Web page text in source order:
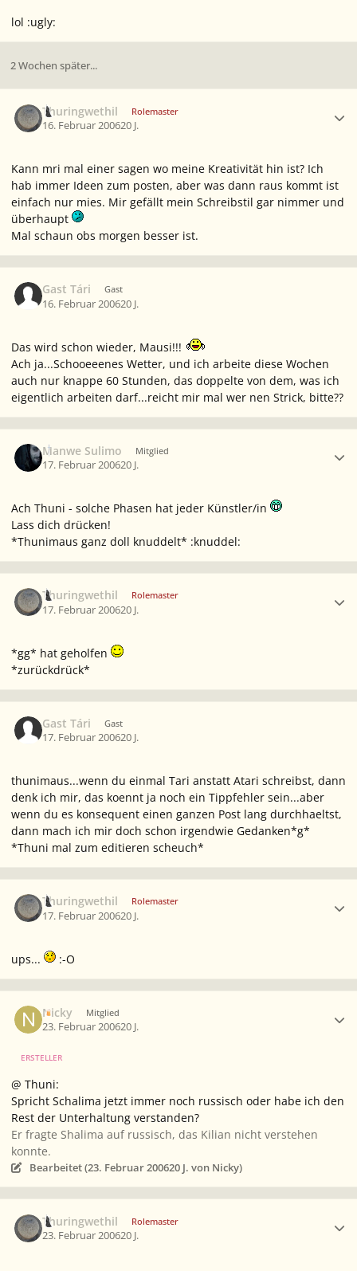
lol :ugly:
2 Wochen später...
Thuringwethil Rolemaster
16. Februar 200620 J.
Kann mri mal einer sagen wo meine Kreativität hin ist? Ich
hab immer Ideen zum posten, aber was dann raus kommt ist
einfach nur mies. Mir gefällt mein Schreibstil gar nimmer und
überhaupt
Mal schaun obs morgen besser ist.
Gast Tári Gast
16. Februar 200620 J.
Das wird schon wieder, Mausi!!!
Ach ja...Schooeeenes Wetter, und ich arbeite diese Wochen
auch nur knappe 60 Stunden, das doppelte von dem, was ich
eigentlich arbeiten darf...reicht mir mal wer nen Strick, bitte??
Manwe Sulimo Mitglied
17. Februar 200620 J.
Ach Thuni - solche Phasen hat jeder Künstler/in
Lass dich drücken!
*Thunimaus ganz doll knuddelt* :knuddel:
Thuringwethil Rolemaster
17. Februar 200620 J.
*gg* hat geholfen
*zurückdrück*
Gast Tári Gast
17. Februar 200620 J.
thunimaus...wenn du einmal Tari anstatt Atari schreibst, dann
denk ich mir, das koennt ja noch ein Tippfehler sein...aber
wenn du es konsequent einen ganzen Post lang durchhaeltst,
dann mach ich mir doch schon irgendwie Gedanken*g*
*Thuni mal zum editieren scheuch*
Thuringwethil Rolemaster
17. Februar 200620 J.
ups... :-O
Nicky Mitglied
23. Februar 200620 J.
ERSTELLER
@ Thuni:
Spricht Schalima jetzt immer noch russisch oder habe ich den
Rest der Unterhaltung verstanden?
Er fragte Shalima auf russisch, das Kilian nicht verstehen
konnte.
Bearbeitet (23. Februar 200620 J. von Nicky)
Thuringwethil Rolemaster
23. Februar 200620 J.